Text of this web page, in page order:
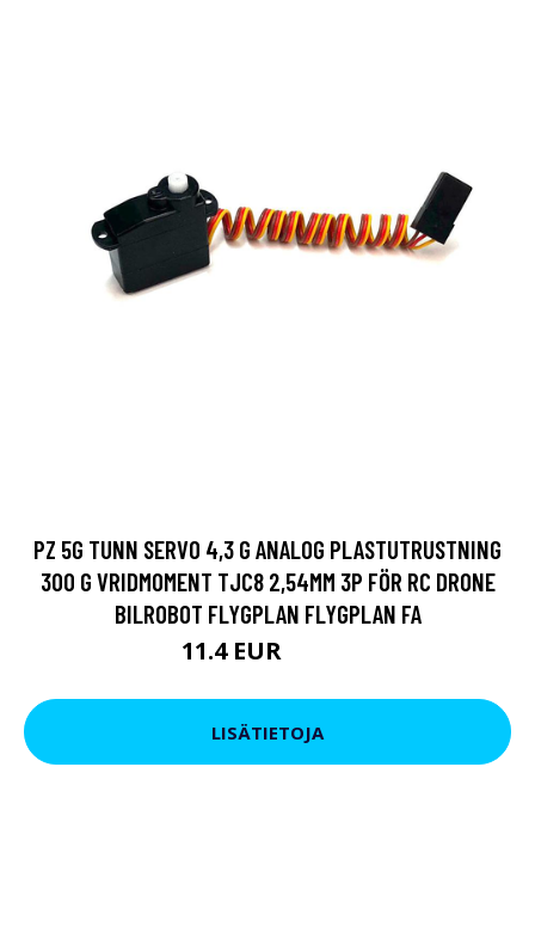
PZ 5G TUNN SERVO 4,3 G ANALOG PLASTUTRUSTNING
300 G VRIDMOMENT TJC8 2,54MM 3P FÖR RC DRONE
BILROBOT FLYGPLAN FLYGPLAN FA
11.4 EUR
LISÄTIETOJA